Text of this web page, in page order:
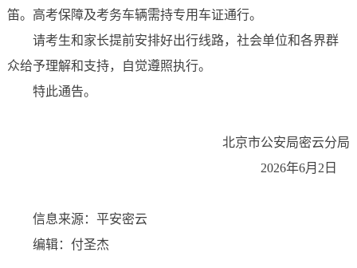
笛。高考保障及考务车辆需持专用车证通行。
请考生和家长提前安排好出行线路，社会单位和各界群
众给予理解和支持，自觉遵照执行。
特此通告。
北京市公安局密云分局
2026年6月2日
信息来源：平安密云
编辑：付圣杰